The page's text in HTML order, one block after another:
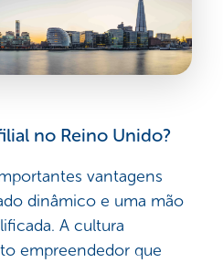
no Reino Unido?
vantagens
dinâmico e uma mão
A cultura
empreendedor que